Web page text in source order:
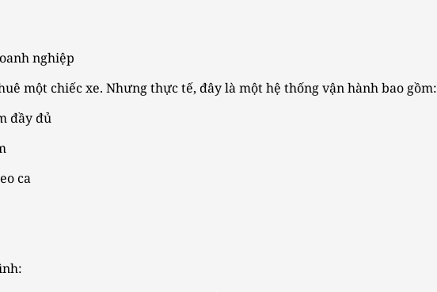
nghiệp
một chiếc xe. Nhưng thực tế, đây là một hệ thống vận hành bao gồm:
đầy đủ
ca